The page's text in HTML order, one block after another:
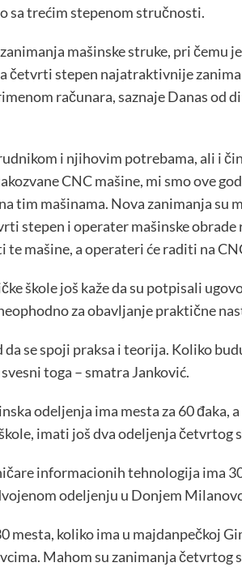
sa trećim stepenom stručnosti.
mašinske struke, pri
četvrti stepen najatraktivnije
računara, saznaje Danas od
i njihovim potrebama, ali i
CNC mašine, mi smo ove
tim mašinama. Nova zanimanja
stepen i operater mašinske
te mašine, a operateri će raditi na
škole još kaže da su potpisali
za obavljanje praktične
da se spoji praksa i teorija. Koliko
toga – smatra Janković.
odeljenja ima mesta za 60 đaka,
imati još dva odeljenja četvrtog
informacionih tehnologija ima
odeljenju u Donjem
mesta, koliko ima u majdanpečkoj
Mahom su zanimanja četvrtog